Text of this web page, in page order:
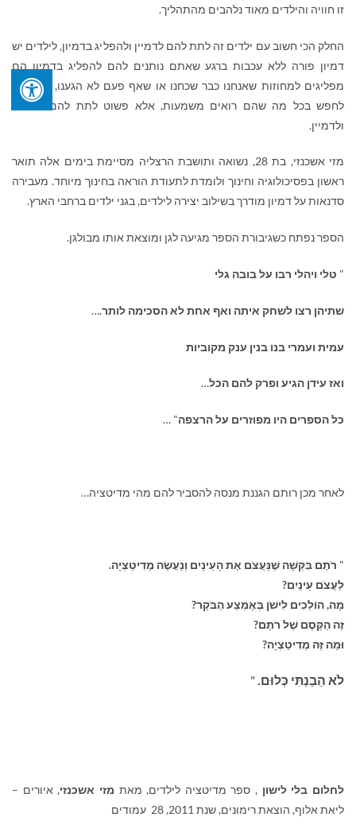
זו חוויה והילדים מאוד נלהבים מהתהליך.
החלק הכי חשוב עם ילדים זה לתת להם לדמיין ולהפליג בדמיון, לילדים יש
דמיון פורה ללא עכבות ברגע שאתם נותנים להם להפליג בדמיון הם
מפליגים למחוזות שאנחנו כבר שכחנו או שאף פעם לא הגענו, אין צורך
לחפש בכל מה שהם רואים משמעות, אלא פשוט לתת להם לשחרר
ולדמיין.
מזי אשכנזי, בת 28, נשואה ותושבת הרצליה מסיימת בימים אלה תואר
ראשון בפסיכולוגיה וחינוך ולומדת לתעודת הוראה בחינוך מיוחד. מעבירה
סדנאות על דמיון מודרך בשילוב יצירה לילדים, בגני ילדים ברחבי הארץ.
הספר נפתח כשגיבורת הספר מגיעה לגן ומוצאת אותו מבולגן.
" טלי ויהלי רבו על בובה גלי
שתיהן רצו לשחק איתה ואף אחת לא הסכימה לותר….
עמית ועמרי בנו בנין ענק מקוביות
ואז עידן הגיע ופרק להם הכל…
כל הספרים היו מפוזרים על הרצפה… "
לאחר מכן רותם הגננת מנסה להסביר להם מהי מדיטציה…
" רֹתֶם בִּקְּשָׁה שֶׁנַּעֲצֹם אֶת הָעֵינַיִם וְנַעֲשֶׂה מֶדִיטַצְיָה.
לַעֲצֹם עֵינַיִם?
מַה, הוֹלְכִים לִישֹׁן בְּאֶמְצַע הַבֹּקֶר?
זֶה הַקֶּסֶם שֶׁל רֹתֶם?
וּמַה זֶּה מֶדִיטַצְיָה?
לֹא הֵבַנְתִּי כְּלוּם. "
לחלום בלי לישון , ספר מדיטציה לילדים, מאת מזי אשכנזי, איורים –
ליאת אלוף, הוצאת רימונים, שנת 2011, 28 עמודים